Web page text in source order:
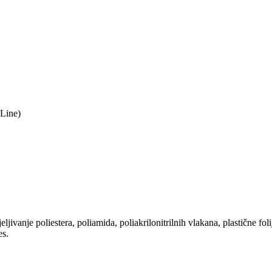
poliestera, poliamida, poliakrilonitrilnih vlakana, plastične